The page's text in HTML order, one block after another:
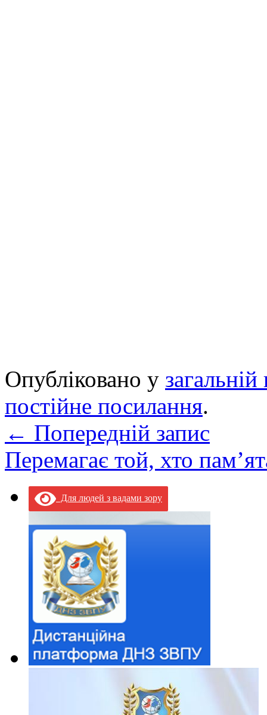
Опубліковано у загальній
постійне посилання.
← Попередній запис
Перемагає той, хто
Для людей з вадами зору